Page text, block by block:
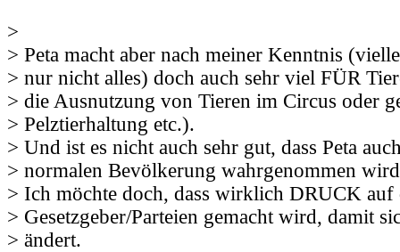
>
> Peta macht aber nach meiner Kenntnis
> nur nicht alles) doch auch sehr viel FÜR
> die Ausnutzung von Tieren im Circus oder
> Pelztierhaltung etc.).
> Und ist es nicht auch sehr gut, dass Peta
> normalen Bevölkerung wahrgenommen
> Ich möchte doch, dass wirklich DRUCK auf
> Gesetzgeber/Parteien gemacht wird, damit
> ändert.